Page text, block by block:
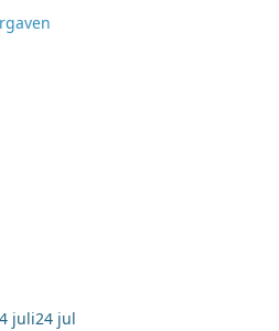
Tijdens de uitzending
juli24 jul